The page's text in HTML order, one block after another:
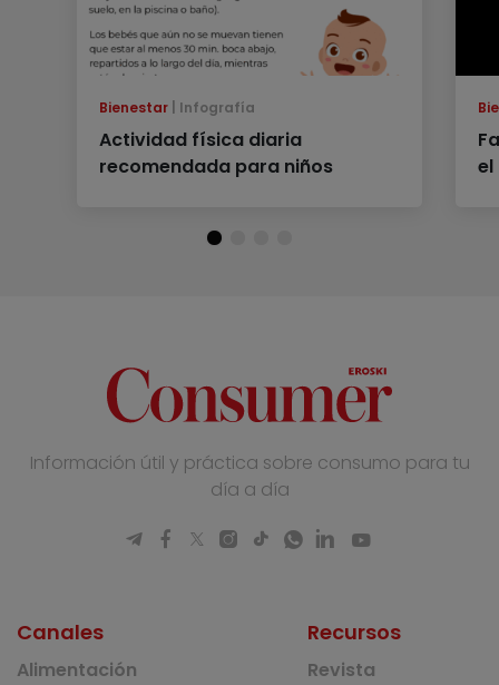
Bienestar Infografía
Actividad física diaria
recomendada para niños
el
Información útil y práctica sobre consumo para tu
día a día
Canales
Alimentación
Recursos
Revista